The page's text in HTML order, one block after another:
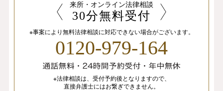
来所・オンライン法律相談
30分無料受付
※事案により無料法律相談に対応できない場合がございます。
0120-979-164
※法律相談は、 受付予約後となりますので、
直接弁護士にはお繋ぎできません。